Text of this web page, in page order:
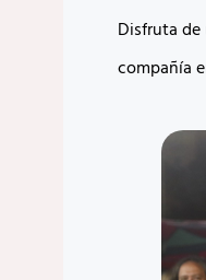
Disfruta
compañía